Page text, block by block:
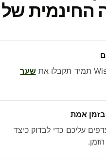
של
שער
אמת
עליכם כדי לבדוק כיצד